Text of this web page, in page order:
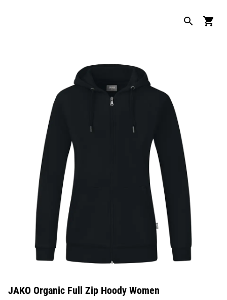
JAKO Organic Full Zip Hoody Women